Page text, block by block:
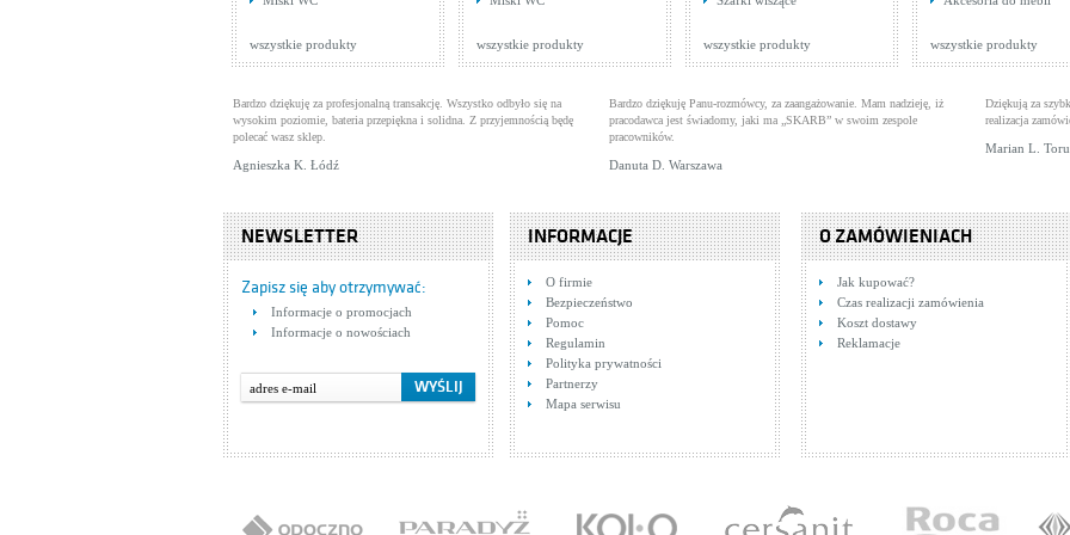
zestawem natryskowym
Baterie wannowo-natryskowe
Cena: 2 464,00 zł WIĘCEJ Cena: 6 827,00 zł WIĘCEJ Cena: 135,00 zł
Baterie natryskowe
Cena: 1 124,00 zł
Hansgrohe Ecostat
15740800
Baterie natryskowe
Cena: 3 126,00 zł WIĘCEJ Cena: 789,00 zł
wszystkie produkty wszystkie produkty wszystkie produkty wszystkie produkty
Bardzo dziękuję za profesjonalną transakcję. Wszystko odbyło się na
wysokim poziomie, bateria przepiękna i solidna. Z przyjemnością będę
polecać wasz sklep.
Agnieszka K. Łódź
Bardzo dziękuję Panu-rozmówcy, za zaangażowanie. Mam nadzieję, iż
pracodawca jest świadomy, jaki ma „SKARB” w swoim zespole
pracowników.
Danuta D. Warszawa
Dziękują za
realizacja
Marian L.
NEWSLETTER
Zapisz się aby otrzymywać:
Informacje o promocjach
Informacje o nowościach
INFORMACJE
O firmie
Bezpieczeństwo
Pomoc
Regulamin
Polityka prywatności
Partnerzy
Mapa serwisu
O ZAMÓWIENIACH
Jak kupować?
Czas realizacji zamówienia
Koszt dostawy
Reklamacje